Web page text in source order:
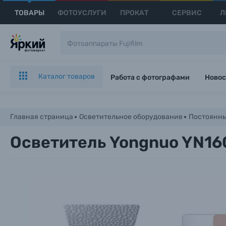
ТОВАРЫ ФОТОУСЛУГИ ПРОКАТ СЕРВИС
Каталог товаров Работа с фотографами
Главная страница Осветительное оборудование
Осветитель Yongnuo